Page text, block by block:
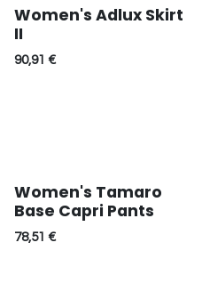
Réduction
Women's Adlux Skirt
II
90,91 €
Women's Tamaro
Base Capri Pants
78,51 €